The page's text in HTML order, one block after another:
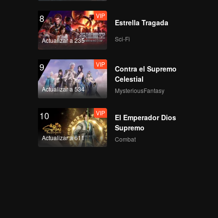
8
Actualizar a 235
VIP
Estrella Tragada
Sci-Fi
9
Actualizar a 534
VIP
Contra el Supremo
Celestial
MysteriousFantasy
10
Actualizar a 611
VIP
El Emperador Dios
Supremo
Combat